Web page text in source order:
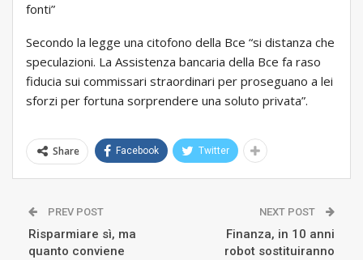
fonti”
Secondo la legge una citofono della Bce “si distanza che
speculazioni. La Assistenza bancaria della Bce fa raso
fiducia sui commissari straordinari per proseguano a lei
sforzi per fortuna sorprendere una soluto privata”.
Share Facebook Twitter
PREV POST
Risparmiare sì, ma
quanto conviene
NEXT POST
Finanza, in 10 anni
robot sostituiranno